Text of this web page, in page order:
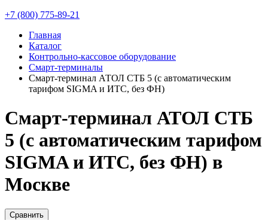
+7 (800) 775-89-21
Главная
Каталог
Контрольно-кассовое оборудование
Смарт-терминалы
Смарт-терминал АТОЛ СТБ 5 (с автоматическим
тарифом SIGMA и ИТС, без ФН)
Смарт-терминал АТОЛ СТБ
5 (с автоматическим тарифом
SIGMA и ИТС, без ФН) в
Москве
Сравнить